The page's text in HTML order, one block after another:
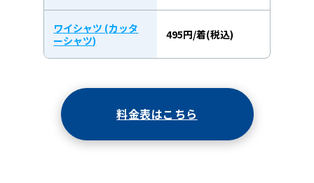
ワイシャツ (カッタ
ーシャツ)
495円/着(税込)
料金表はこちら